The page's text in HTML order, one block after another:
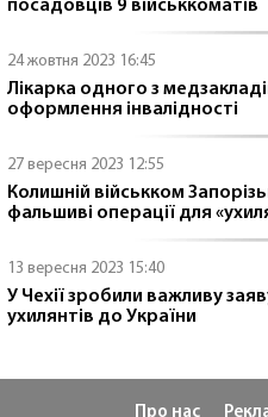
посадовців 9 військкоматів
24 жовтня 2023 16:45
Лікарка одного з
оформлення інвалідності
27 вересня 2023 12:55
Колишній військком
фальшиві операції для
13 вересня 2023 15:40
У Чехії зробили важливу
ухилянтів до України
Про нас